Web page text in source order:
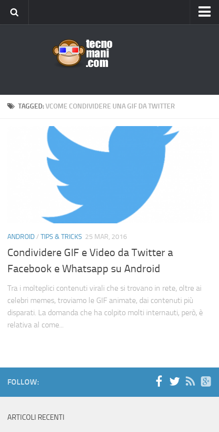
Windows
Cerca
TAGGED:VCOME CONDIVIDERE UNA GIF DA TWITTER
ANDROID/ TIPS & TRICKS 25 MAR, 2016
Condividere GIF e Video da Twitter a
Facebook e Whatsapp su Android
Tra i molteplici contenuti virali che si trovano in rete, oltre ai
celebri memes, troviamo le GIF animate, dai contenuti più
disparati. La domanda che ha colpito molti internauti, però, è
relativa al come...
FOLLOW:
ARTICOLI RECENTI